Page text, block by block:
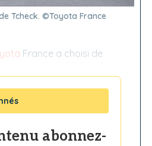
Tcheck. ©Toyota France
France a choisi de
abonnez-